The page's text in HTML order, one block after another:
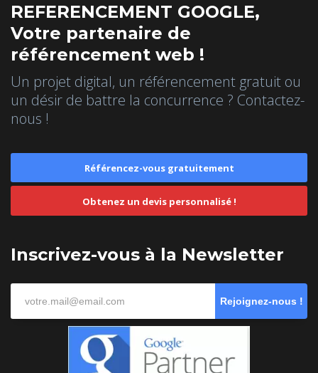
REFERENCEMENT GOOGLE,
Votre partenaire de
référencement web !
Un projet digital, un référencement gratuit ou
un désir de battre la concurrence ? Contactez-
nous !
Référencez-vous gratuitement
Obtenez un devis personnalisé !
Inscrivez-vous à la Newsletter
Rejoignez-nous !